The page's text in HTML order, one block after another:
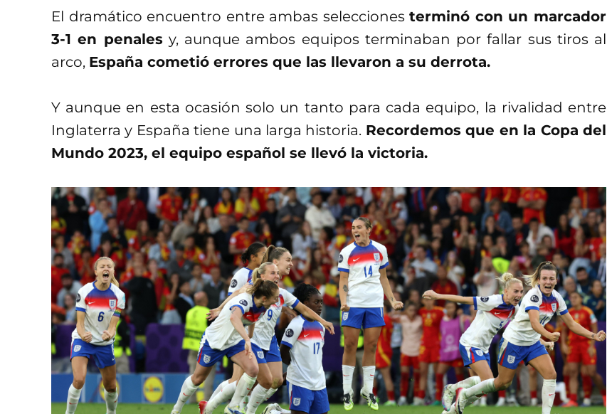
El dramático encuentro entre ambas seleccionesterminó con un marcador
3-1 en penalesy, aunque ambos equipos terminaban por fallar sus tiros al
arco, España cometió errores que las llevaron a su derrota.
Y aunque en esta ocasión solo un tanto para cada equipo, la rivalidad entre
Inglaterra y España tiene una larga historia. Recordemos que en la Copa del
Mundo 2023, el equipo español se llevó la victoria.